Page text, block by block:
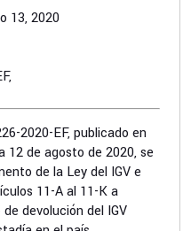
13, 2020
2020-EF, publicado en
12 de agosto de 2020, se
de la Ley del IGV e
11-A al 11-K a
devolución del IGV